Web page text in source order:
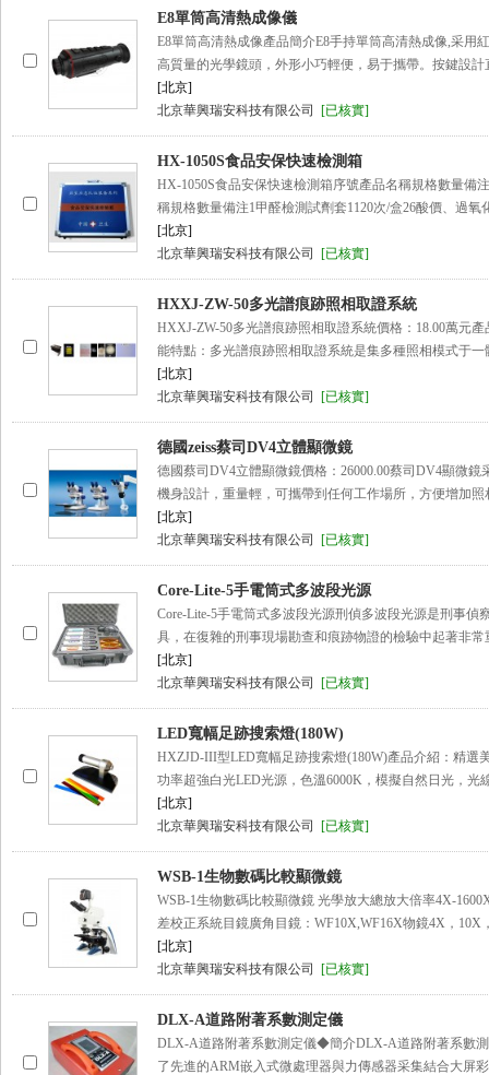
E8單筒高清熱成像儀
E8單筒高清熱成像產品簡介E8手持單筒高清熱成像,采用
高質量的光學鏡頭，外形小巧輕便，易于攜帶。按鍵設計
[北京]
北京華興瑞安科技有限公司
[已核實]
HX-1050S食品安保快速檢測箱
HX-1050S食品安保快速檢測箱序號產品名稱規格數量備
稱規格數量備注1甲醛檢測試劑套1120次/盒26酸價、過氧
[北京]
北京華興瑞安科技有限公司
[已核實]
HXXJ-ZW-50多光譜痕跡照相取證系統
HXXJ-ZW-50多光譜痕跡照相取證系統價格：18.00萬元
能特點：多光譜痕跡照相取證系統是集多種照相模式于一
[北京]
北京華興瑞安科技有限公司
[已核實]
德國zeiss蔡司DV4立體顯微鏡
德國蔡司DV4立體顯微鏡價格：26000.00蔡司DV4顯微鏡
機身設計，重量輕，可攜帶到任何工作場所，方便增加照
[北京]
北京華興瑞安科技有限公司
[已核實]
Core-Lite-5手電筒式多波段光源
Core-Lite-5手電筒式多波段光源刑偵多波段光源是刑事偵
具，在復雜的刑事現場勘查和痕跡物證的檢驗中起著非常
[北京]
北京華興瑞安科技有限公司
[已核實]
LED寬幅足跡搜索燈(180W)
HXZJD-III型LED寬幅足跡搜索燈(180W)產品介紹：精選
功率超強白光LED光源，色溫6000K，模擬自然日光，光
[北京]
北京華興瑞安科技有限公司
[已核實]
WSB-1生物數碼比較顯微鏡
WSB-1生物數碼比較顯微鏡 光學放大總放大倍率4X-
差校正系統目鏡廣角目鏡：WF10X,WF16X物鏡4X，10X
[北京]
北京華興瑞安科技有限公司
[已核實]
DLX-A道路附著系數測定儀
DLX-A道路附著系數測定儀◆簡介DLX-A道路附著系數
了先進的ARM嵌入式微處理器與力傳感器采集結合大屏